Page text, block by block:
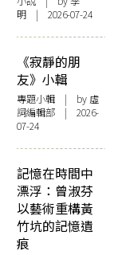
明 | 2026-07-24
《寂靜的朋
友》小輯
專題小輯 | by 虛
詞編輯部 | 2026-
07-24
記憶在時間中
漂浮：曾淑芬
以藝術重構黃
竹坑的記憶遺
痕